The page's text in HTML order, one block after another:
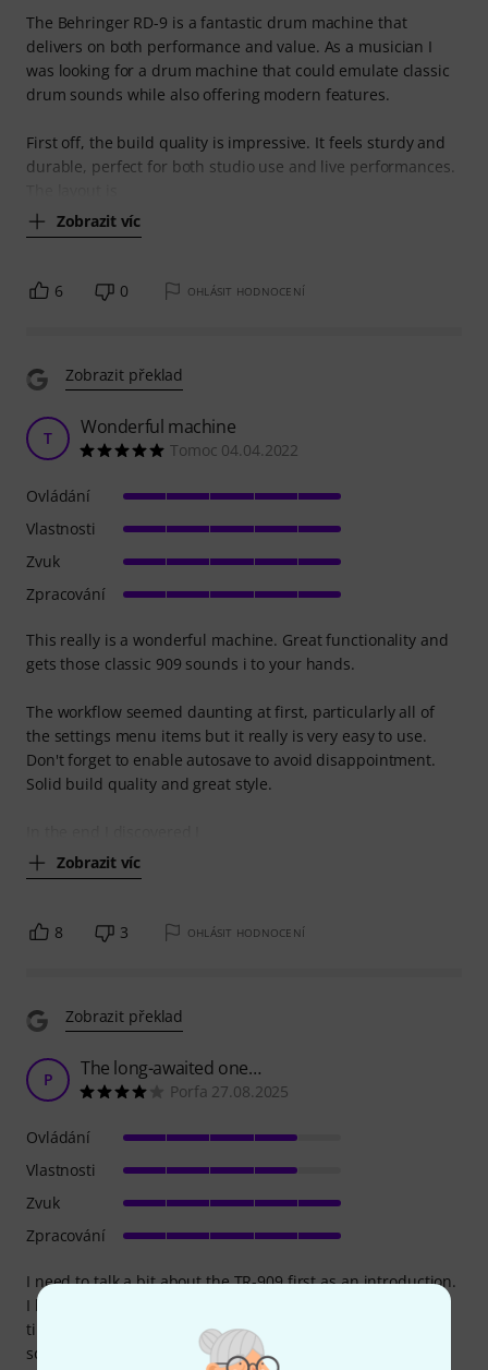
The Behringer RD-9 is a fantastic drum machine that
delivers on both performance and value. As a musician I
was looking for a drum machine that could emulate classic
drum sounds while also offering modern features.
First off, the build quality is impressive. It feels sturdy and
durable, perfect for both studio use and live performances.
Zobrazit víc
6 0 OHLÁSIT HODNOCENÍ
Zobrazit překlad
T Wonderful machine
Tomoc 04.04.2022
This really is a wonderful machine. Great functionality and
gets those classic 909 sounds i to your hands.
The workflow seemed daunting at first, particularly all of
the settings menu items but it really is very easy to use.
Don't forget to enable autosave to avoid disappointment.
Solid build quality and great style.
Zobrazit víc
Ovládání
Vlastnosti
Zvuk
Zpracování
8 3 OHLÁSIT HODNOCENÍ
Zobrazit překlad
P The long-awaited one…
Porfa 27.08.2025
I need to talk a bit about the TR-909 first as an introduction.
I had the brief opportunity to use a real 909 once, a long
time ago. Also my previous experience with the ReBirth
software made me feel like I already knew where to touch
Ovládání
Vlastnosti
Zvuk
Zpracování